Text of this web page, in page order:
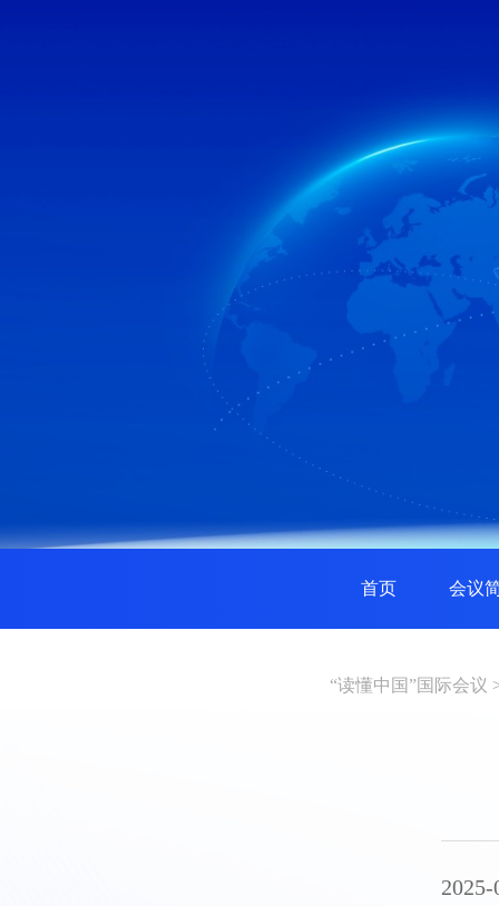
首页 会议
“读懂中国”国际会议
2025-